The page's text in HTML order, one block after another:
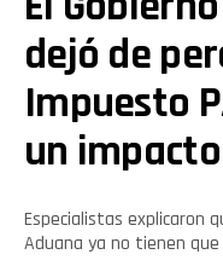
dejó de
Impuesto
un
Especialistas explicaron
Aduana ya no tienen